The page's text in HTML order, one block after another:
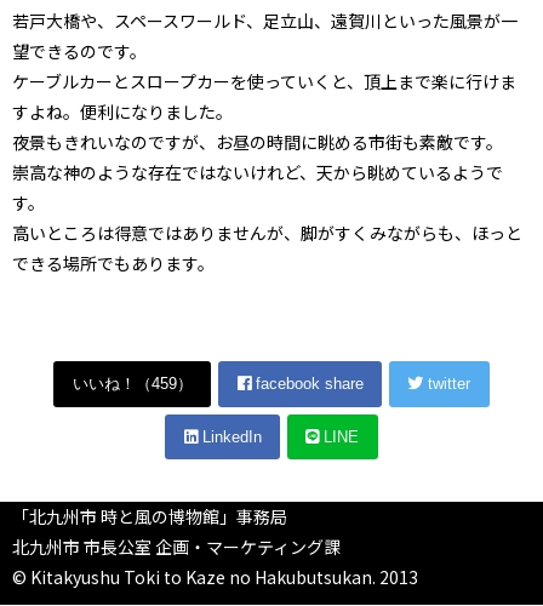
若戸大橋や、スペースワールド、足立山、遠賀川といった風景が一
望できるのです。
ケーブルカーとスロープカーを使っていくと、頂上まで楽に行けま
すよね。便利になりました。
夜景もきれいなのですが、お昼の時間に眺める市街も素敵です。
崇高な神のような存在ではないけれど、天から眺めているようで
す。
高いところは得意ではありませんが、脚がすくみながらも、ほっと
できる場所でもあります。
いいね！（459） facebook share twitter
LinkedIn LINE
「北九州市 時と風の博物館」事務局
北九州市 市長公室 企画・マーケティング課
© Kitakyushu Toki to Kaze no Hakubutsukan. 2013